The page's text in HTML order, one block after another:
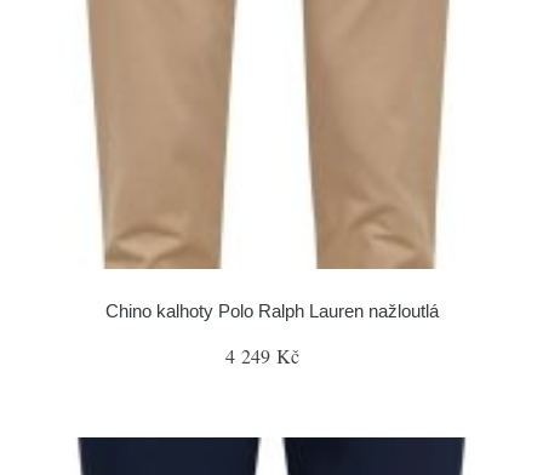
Chino kalhoty Polo Ralph Lauren nažloutlá
4 249 Kč